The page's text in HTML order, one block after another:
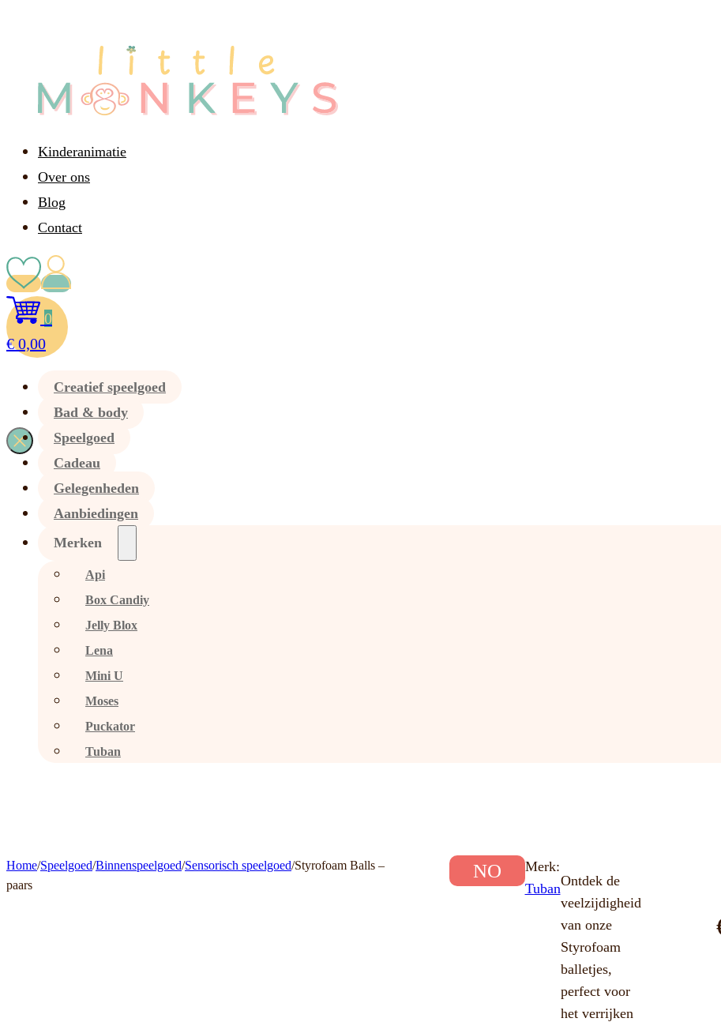
Kinderanimatie
Over ons
Blog
Contact
0
€0,00
Creatief speelgoed
Bad & body
Speelgoed
Cadeau
Gelegenheden
Aanbiedingen
Merken
Api
Box Candiy
Jelly Blox
Lena
Mini U
Moses
Puckator
Tuban
Home/Speelgoed/Binnenspeelgoed/Sensorisch speelgoed/Styrofoam Balls –
paars
NO
Merk:
TubanOntdek de
veelzijdigheid
van onze
Styrofoam
balletjes,
perfect voor
het verrijken